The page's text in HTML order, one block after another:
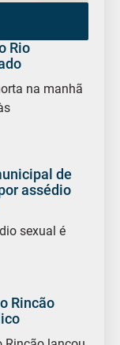
Rio
na manhã
de
assédio
sexual é
Rincão